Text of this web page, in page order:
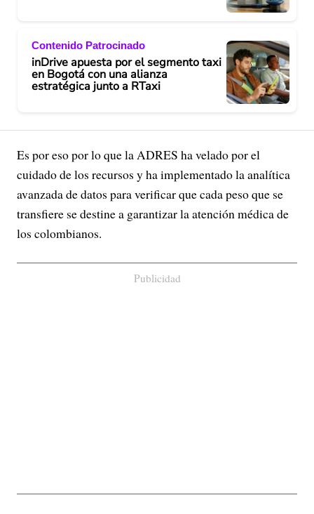
Contenido Patrocinado
inDrive apuesta por el segmento taxi
en Bogotá con una alianza
estratégica junto a RTaxi
Es por eso por lo que la ADRES ha velado por el
cuidado de los recursos y ha implementado la analítica
avanzada de datos para verificar que cada peso que se
transfiere se destine a garantizar la atención médica de
los colombianos.
Publicidad